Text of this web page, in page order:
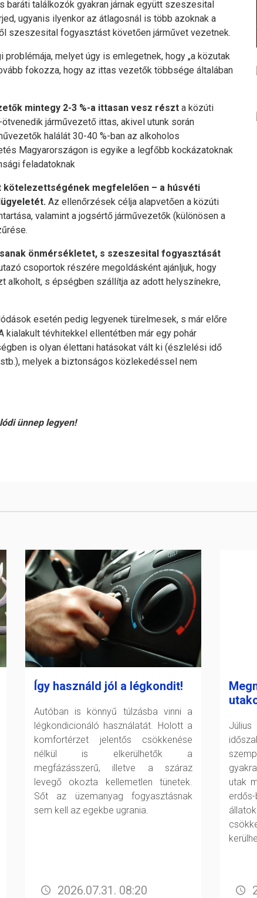
találkozók gyakran járnak együtt szeszesital
ugyanis ilyenkor az átlagosnál is több azoknak a
szeszesital fogyasztást követően járművet vezetnek.
melyet úgy is emlegetnek, hogy „a közutak
fokozza, hogy az ittas vezetők többsége általában
mintegy 2-3 %-a ittasan vesz részt a közúti
járművezető ittas, akivel utunk során
halálát 30-40 %-ban az alkoholos
Magyarországon is egyike a legfőbb kockázatoknak
feladatoknak
megfelelően – a húsvéti
Az ellenőrzések célja alapvetően a közúti
valamint a jogsértő járművezetők (különösen a
önmérsékletet, s szeszesital fogyasztását
csoportok részére megoldásként ajánljuk, hogy
alkoholt, s épségben szállítja az adott helyszínekre,
esetén pedig legyenek türelmesek, s már előre
kialakult tévhitekkel ellentétben már egy pohár
is olyan élettani hatásokat vált ki (észlelési idő
melyek a biztonságos közlekedéssel nem
ünnep legyen!
Így használd jól a légkondit!
Autóban is könnyű túlzásba vinni a
légkondicionáló használatát. Holott a
komfortérzet jelentős csökkenése
nélkül is elkerülhetők a
megfázásszerű, illetve a száraz
levegő okozta kellemetlen tünetek.
Sőt az üzemanyag fogyasztásnak
sem kell az egekbe ugrania.
2026.07.31. 08:20
utak